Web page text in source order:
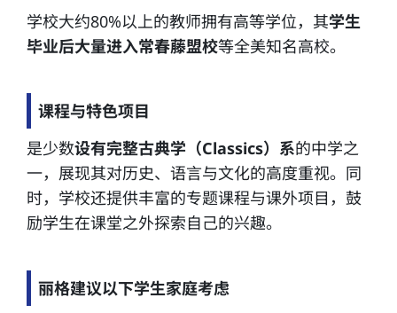
学校大约80%以上的教师拥有高等学位，其学生
毕业后大量进入常春藤盟校等全美知名高校。
课程与特色项目
是少数设有完整古典学（Classics）系的中学之
一，展现其对历史、语言与文化的高度重视。同
时，学校还提供丰富的专题课程与课外项目，鼓
励学生在课堂之外探索自己的兴趣。
丽格建议以下学生家庭考虑